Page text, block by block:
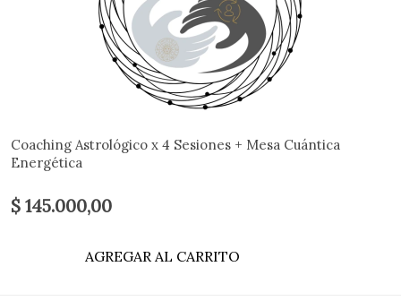
Coaching Astrológico x 4 Sesiones + Mesa Cuántica
Energética
$ 145.000,00
AGREGAR AL CARRITO